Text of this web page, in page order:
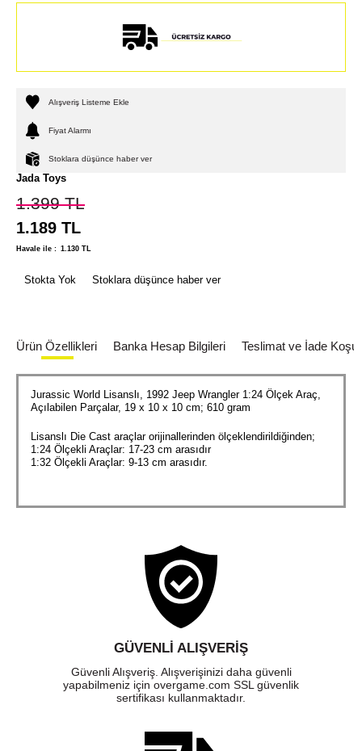
Alışveriş Listeme Ekle
Fiyat Alarmı
Stoklara düşünce haber ver
Jada Toys
1.399TL
1.189 TL
Havale ile : TL
1.130
Stokta Yok Stoklara düşünce haber ver
Ürün Özellikleri Banka Hesap Bilgileri Teslimat ve İade
Jurassic World Lisanslı, 1992 Jeep Wrangler 1:24 Ölçek Araç,
Açılabilen Parçalar, ‎19 x 10 x 10 cm; 610 gram
Lisanslı Die Cast araçlar orijinallerinden ölçeklendirildiğinden;
1:24 Ölçekli Araçlar: 17-23 cm arasıdır
1:32 Ölçekli Araçlar: 9-13 cm arasıdır.
GÜVENLI ALIŞVERIŞ
Güvenli Alışveriş. Alışverişinizi daha güvenli
yapabilmeniz için overgame.com SSL güvenlik
sertifikası kullanmaktadır.